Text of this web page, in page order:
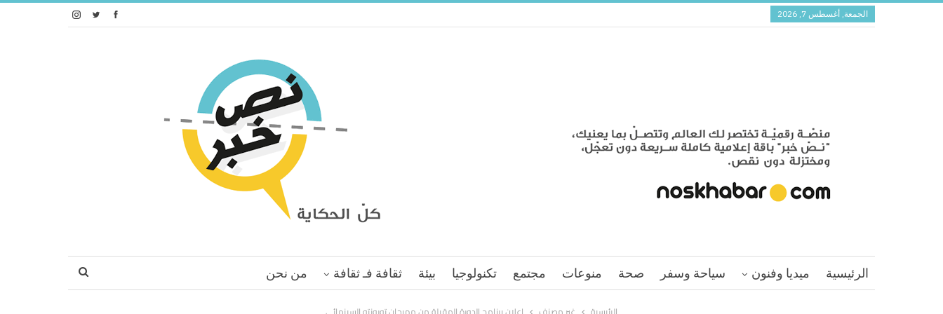
الجمعة, أغسطس 7, 2026
الرئيسية ميديا وفنون سياحة وسفر صحة منوعات مجتمع تكنولوجيا بيئة ثقافة فـ ثقافة من نحن